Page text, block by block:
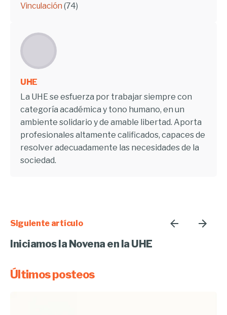
Vinculación (74)
UHE
La UHE se esfuerza por trabajar siempre con
categoría académica y tono humano, en un
ambiente solidario y de amable libertad. Aporta
profesionales altamente calificados, capaces de
resolver adecuadamente las necesidades de la
sociedad.
Siguiente artículo
Iniciamos la Novena en la UHE
Últimos posteos